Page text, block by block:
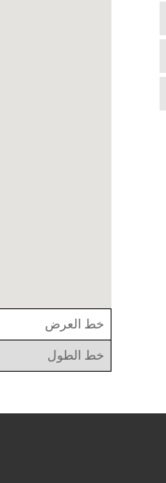
خط العرض
خط الطول